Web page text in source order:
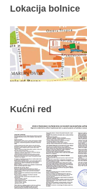
Lokacija bolnice
Kućni red